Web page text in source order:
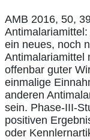
AMB 2016, 50,
ein neues, noch
Antimalariamittel
offenbar guter
einmalige
anderen
sein. Phase-III-
positiven
oder